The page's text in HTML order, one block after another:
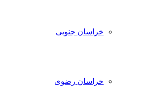
خراسان جنوبی
خراسان رضوی